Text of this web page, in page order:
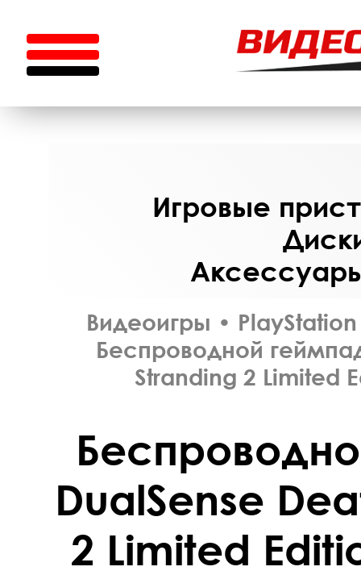
Игровые
Видеоигры •
Беспроводной
Stranding 2 Limited
DualSense
2 Limited